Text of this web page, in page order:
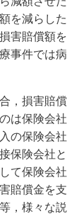
を減らした
害賠償額を
事件では病
，損害賠償
は保険会社
の保険会社
保険会社と
て保険会社
賠償金を支
，様々な説